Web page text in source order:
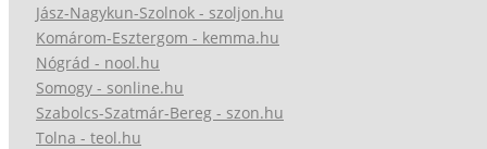
Jász-Nagykun-Szolnok - szoljon.hu
Komárom-Esztergom - kemma.hu
Nógrád - nool.hu
Somogy - sonline.hu
Szabolcs-Szatmár-Bereg - szon.hu
Tolna - teol.hu